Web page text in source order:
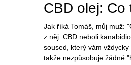
CBD olej: Co
Jak říká Tomáš, můj muž:
z něj. CBD neboli
soused, který vám
takže nezpůsobuje žádné